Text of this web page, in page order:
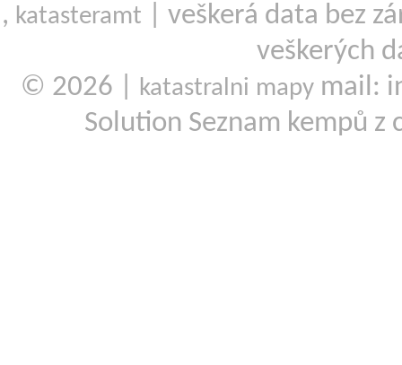
, katasteramt
| veškerá data bez
veškerých
© 2026 |
katastralni mapy mail:
Solution Seznam kempů z